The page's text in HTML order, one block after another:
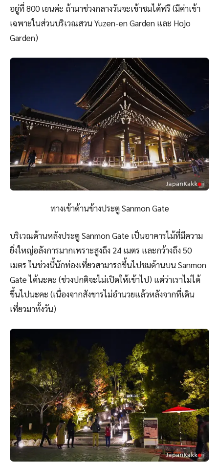
อยู่ที่ 800 เยนค่ะ ถ้ามาช่วงกลางวันจะเข้าชมได้ฟรี (มีค่าเข้า
เฉพาะในส่วนบริเวณสวน Yuzen-en Garden และ Hojo
Garden)
ทางเข้าด้านข้างประตู Sanmon Gate
บริเวณด้านหลังประตู Sanmon Gate เป็นอาคารไม้ที่มีความ
ยิ่งใหญ่อลังการมากเพราะสูงถึง 24 เมตร และกว้างถึง 50
เมตร ในช่วงนี้นักท่องเที่ยวสามารถขึ้นไปชมด้านบน Sanmon
Gate ได้นะคะ (ช่วงปกติจะไม่เปิดให้เข้าไป) แต่ว่าเราไม่ได้
ขึ้นไปนะคะ (เนื่องจากสังขารไม่อำนวยแล้วหลังจากที่เดิน
เที่ยวมาทั้งวัน)